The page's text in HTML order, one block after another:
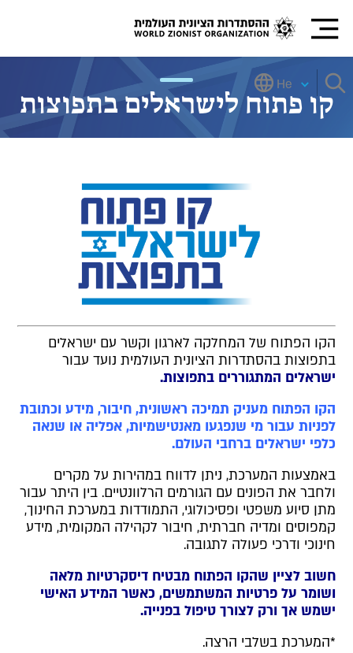
He
קו פתוח לישראלים בתפוצות
הקו הפתוח של המחלקה לארגון וקשר עם ישראלים
בתפוצות בהסתדרות הציונית העולמית נועד עבור
ישראלים המתגוררים בתפוצות.
הקו הפתוח מעניק תמיכה ראשונית, חיבור, מידע וכתובת
לפניות עבור מי שנפגעו מאנטישמיות, אפליה או שנאה
כלפי ישראלים ברחבי העולם.
באמצעות המערכת, ניתן לדווח במהירות על מקרים
ולחבר את הפונים עם הגורמים הרלוונטיים. בין היתר עבור
מתן סיוע משפטי ופסיכולוגי, התמודדות במערכת החינוך,
קמפוסים ומדיה חברתית, חיבור לקהילה המקומית, מידע
חינוכי ודרכי פעולה לתגובה.
חשוב לציין שהקו הפתוח מבטיח דיסקרטיות מלאה
ושומר על פרטיות המשתמשים, כאשר המידע האישי
ישמש אך ורק לצורך טיפול בפנייה.
*המערכת בשלבי הרצה.